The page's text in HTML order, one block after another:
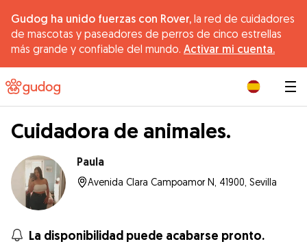
Gudog ha unido fuerzas con Rover, la red de cuidadores
de mascotas y paseadores de perros de cinco estrellas
más grande y confiable del mundo. Activar mi cuenta.
Cuidadora de animales.
Paula
Avenida Clara Campoamor N, 41900, Sevilla
La disponibilidad puede acabarse pronto.